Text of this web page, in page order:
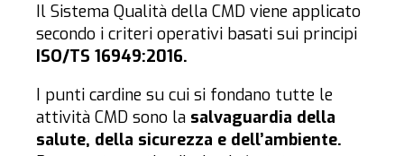
Il Sistema Qualità della CMD viene applicato
secondo i criteri operativi basati sui principi
ISO/TS 16949:2016.
I punti cardine su cui si fondano tutte le
attività CMD sono la salvaguardia della
salute, della sicurezza e dell’ambiente.